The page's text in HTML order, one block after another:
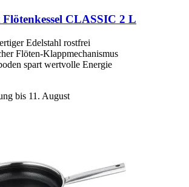
Flötenkessel CLASSIC 2 L
Edelstahl rostfrei
Flöten-Klappmechanismus
spart wertvolle Energie
bis 11. August